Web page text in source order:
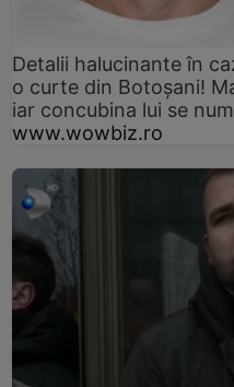
Detalii halucinante în
o curte din Botoșani!
iar concubina lui se
www.wowbiz.ro